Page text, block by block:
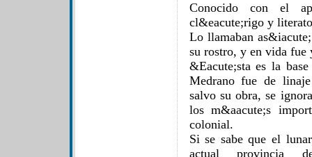
Conocido con el
cl&eacute;rigo y
Lo llamaban
su rostro, y en vida fue
&Eacute;sta es la
Medrano fue de
salvo su obra, se
los m&aacute;s
colonial.
Si se sabe que el
actual provincia